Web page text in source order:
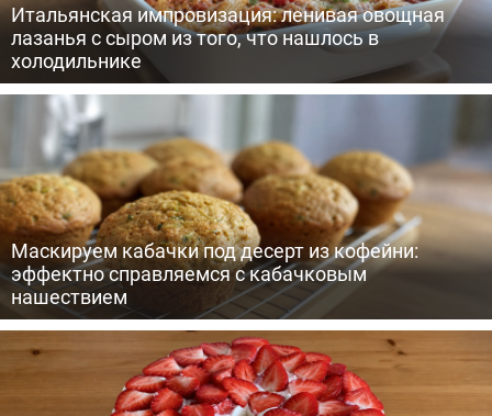
Итальянская импровизация: ленивая овощная
лазанья с сыром из того, что нашлось в
холодильнике
Маскируем кабачки под десерт из кофейни:
эффектно справляемся с кабачковым
нашествием